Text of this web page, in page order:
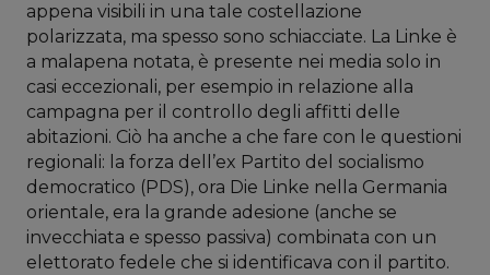
appena visibili in una tale costellazione
polarizzata, ma spesso sono schiacciate. La Linke è
a malapena notata, è presente nei media solo in
casi eccezionali, per esempio in relazione alla
campagna per il controllo degli affitti delle
abitazioni. Ciò ha anche a che fare con le questioni
regionali: la forza dell’ex Partito del socialismo
democratico (PDS), ora Die Linke nella Germania
orientale, era la grande adesione (anche se
invecchiata e spesso passiva) combinata con un
elettorato fedele che si identificava con il partito.